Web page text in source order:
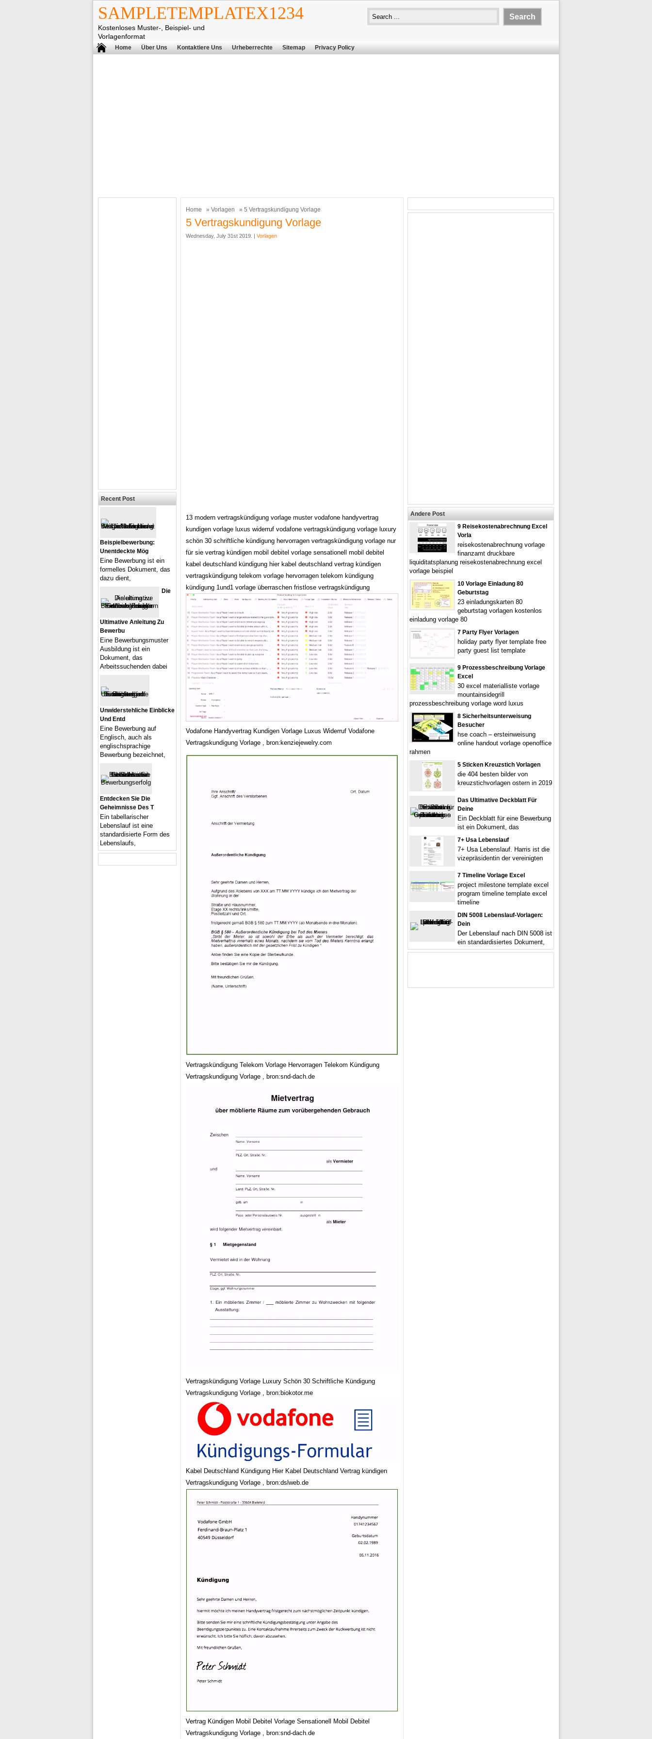
SAMPLETEMPLATEX1234
Kostenloses Muster-, Beispiel- und
Vorlagenformat
Home Über Uns Kontaktiere Uns Urheberrechte Sitemap Privacy Policy
Home » Vorlagen » 5 Vertragskundigung Vorlage
5 Vertragskundigung Vorlage
Wednesday, July 31st 2019. | Vorlagen
13 modern vertragskündigung vorlage muster vodafone handyvertrag
kundigen vorlage luxus widerruf vodafone vertragskündigung vorlage luxury
schön 30 schriftliche kündigung hervorragen vertragskündigung vorlage nur
für sie vertrag kündigen mobil debitel vorlage sensationell mobil debitel
kabel deutschland kündigung hier kabel deutschland vertrag kündigen
vertragskündigung telekom vorlage hervorragen telekom kündigung
kündigung 1und1 vorlage überraschen fristlose vertragskündigung
Vodafone Handyvertrag Kundigen Vorlage Luxus Widerruf Vodafone
Vertragskundigung Vorlage , bron:kenziejewelry.com
Vertragskündigung Telekom Vorlage Hervorragen Telekom Kündigung
Vertragskundigung Vorlage , bron:snd-dach.de
Vertragskündigung Vorlage Luxury Schön 30 Schriftliche Kündigung
Vertragskundigung Vorlage , bron:biokotor.me
Kabel Deutschland Kündigung Hier Kabel Deutschland Vertrag kündigen
Vertragskundigung Vorlage , bron:dslweb.de
Vertrag Kündigen Mobil Debitel Vorlage Sensationell Mobil Debitel
Vertragskundigung Vorlage , bron:snd-dach.de
Recent Post
Beispielbewerbung:
Unentdeckte Mög
Eine Bewerbung ist ein
formelles Dokument, das
dazu dient,
Die
Ultimative Anleitung Zu
Bewerbu
Eine Bewerbungsmuster
Ausbildung ist ein
Dokument, das
Arbeitssuchenden dabei
Unwiderstehliche Einblicke
Und Entd
Eine Bewerbung auf
Englisch, auch als
englischsprachige
Bewerbung bezeichnet,
Entdecken Sie Die
Geheimnisse Des T
Ein tabellarischer
Lebenslauf ist eine
standardisierte Form des
Lebenslaufs,
Andere Post
9 Reisekostenabrechnung Excel
Vorla
reisekostenabrechnung vorlage
finanzamt druckbare
liquiditatsplanung reisekostenabrechnung excel
vorlage beispiel
10 Vorlage Einladung 80
Geburtstag
23 einladungskarten 80
geburtstag vorlagen kostenlos
einladung vorlage 80
7 Party Flyer Vorlagen
holiday party flyer template free
party guest list template
9 Prozessbeschreibung Vorlage
Excel
30 excel materialliste vorlage
mountainsidegrill
prozessbeschreibung vorlage word luxus
8 Sicherheitsunterweisung
Besucher
hse coach – ersteinweisung
online handout vorlage openoffice
rahmen
5 Sticken Kreuzstich Vorlagen
die 404 besten bilder von
kreuzstichvorlagen ostern in 2019
Das Ultimative Deckblatt Für
Deine
Ein Deckblatt für eine Bewerbung
ist ein Dokument, das
7+ Usa Lebenslauf
7+ Usa Lebenslauf. Harris ist die
vizepräsidentin der vereinigten
7 Timeline Vorlage Excel
project milestone template excel
program timeline template excel
timeline
DIN 5008 Lebenslauf-Vorlagen:
Dein
Der Lebenslauf nach DIN 5008 ist
ein standardisiertes Dokument,